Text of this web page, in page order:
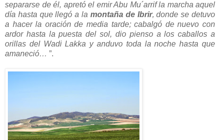
separarse de él, apretó el emir Abu Mu´arrif la marcha aquel
día hasta que llegó a la montaña de Ibrir, donde se detuvo
a hacer la oración de media tarde; cabalgó de nuevo con
ardor hasta la puesta del sol, dio pienso a los caballos a
orillas del Wadi Lakka y anduvo toda la noche hasta que
amaneció… ”.